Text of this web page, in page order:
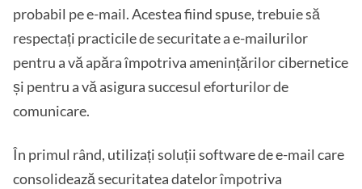
probabil pe e-mail. Acestea fiind spuse, trebuie să
respectați practicile de securitate a e-mailurilor
pentru a vă apăra împotriva amenințărilor cibernetice
și pentru a vă asigura succesul eforturilor de
comunicare.
În primul rând, utilizați soluții software de e-mail care
consolidează securitatea datelor împotriva